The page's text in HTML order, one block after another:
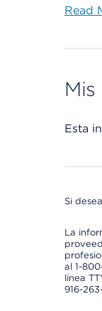
Read
Esta
Si
La
al 1-
línea
916-